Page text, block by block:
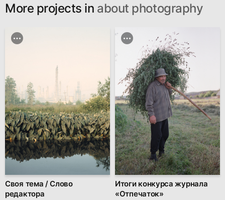
More projects in about photography
Своя тема / Слово
редактора
Итоги конкурса журнала
«Отпечаток»